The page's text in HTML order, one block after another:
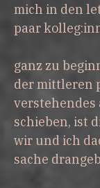
mich in den
paar
ganz zu
der mittleren
verstehendes
schieben, ist
wir und ich
sache